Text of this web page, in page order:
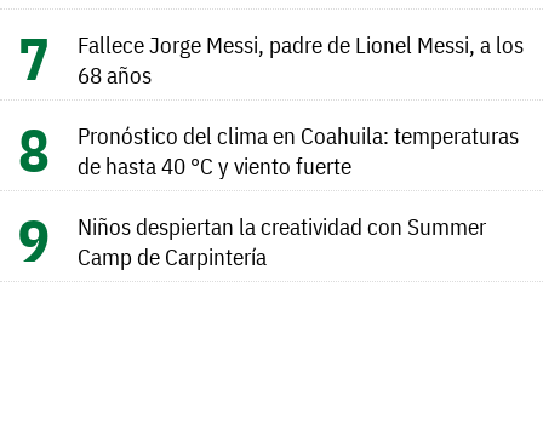
Fallece Jorge Messi, padre de Lionel Messi, a los
68 años
Pronóstico del clima en Coahuila: temperaturas
de hasta 40 °C y viento fuerte
Niños despiertan la creatividad con Summer
Camp de Carpintería